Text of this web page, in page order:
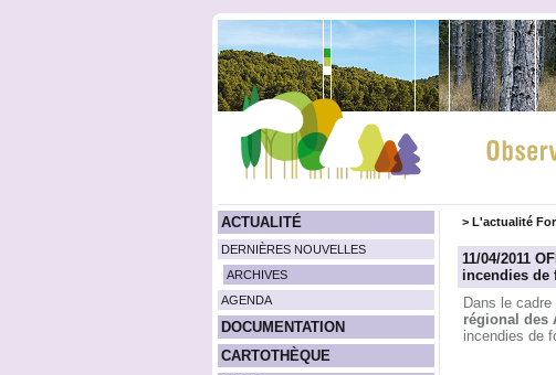
ACTUALITÉ
DERNIÈRES NOUVELLES
ARCHIVES
AGENDA
DOCUMENTATION
CARTOTHÈQUE
> L'actualité
11/04/2011
incendies de
Dans le
régional des
incendies de